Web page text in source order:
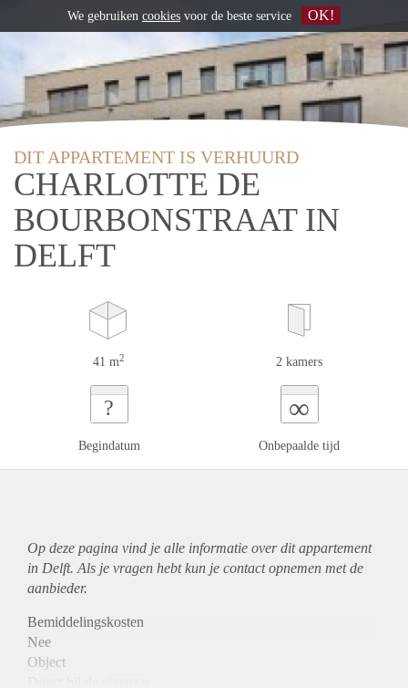
DIT APPARTEMENT IS VERHUURD
CHARLOTTE DE
BOURBONSTRAAT IN
DELFT
41 m2 2 kamers
?
Begindatum
∞
Onbepaalde tijd
Op deze pagina vind je alle informatie over ditappartement
in Delft. Als je vragen hebt kun je contact opnemen met de
aanbieder.
Bemiddelingskosten
Nee
Object
We gebruiken cookies voor de beste service OK!